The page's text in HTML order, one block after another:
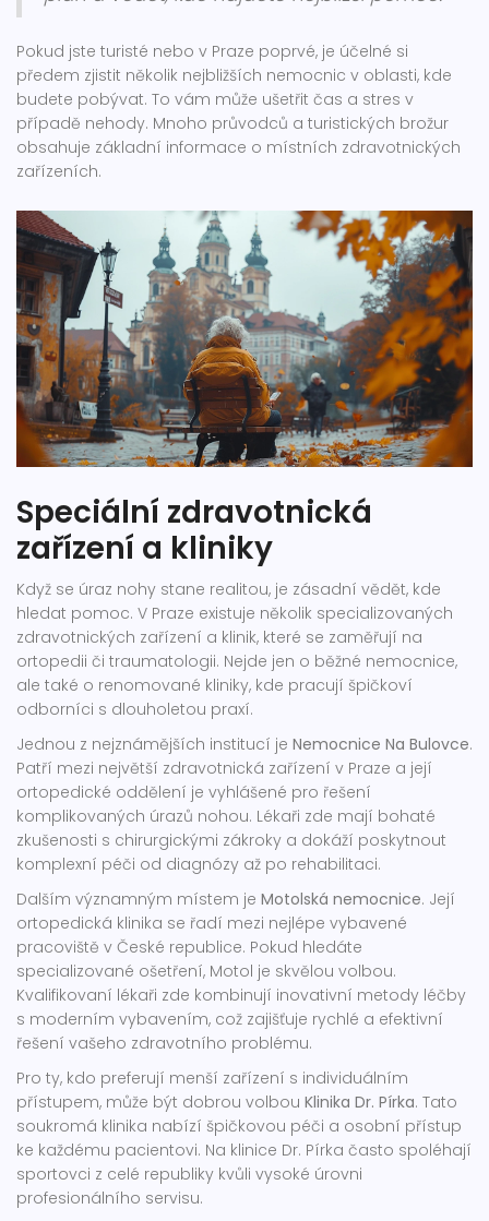
Pokud jste turisté nebo v Praze poprvé, je účelné si
předem zjistit několik nejbližších nemocnic v oblasti, kde
budete pobývat. To vám může ušetřit čas a stres v
případě nehody. Mnoho průvodců a turistických brožur
obsahuje základní informace o místních zdravotnických
zařízeních.
Speciální zdravotnická
zařízení a kliniky
Když se úraz nohy stane realitou, je zásadní vědět, kde
hledat pomoc. V Praze existuje několik specializovaných
zdravotnických zařízení a klinik, které se zaměřují na
ortopedii či traumatologii. Nejde jen o běžné nemocnice,
ale také o renomované kliniky, kde pracují špičkoví
odborníci s dlouholetou praxí.
Jednou z nejznámějších institucí je Nemocnice Na Bulovce.
Patří mezi největší zdravotnická zařízení v Praze a její
ortopedické oddělení je vyhlášené pro řešení
komplikovaných úrazů nohou. Lékaři zde mají bohaté
zkušenosti s chirurgickými zákroky a dokáží poskytnout
komplexní péči od diagnózy až po rehabilitaci.
Dalším významným místem je Motolská nemocnice. Její
ortopedická klinika se řadí mezi nejlépe vybavené
pracoviště v České republice. Pokud hledáte
specializované ošetření, Motol je skvělou volbou.
Kvalifikovaní lékaři zde kombinují inovativní metody léčby
s moderním vybavením, což zajišťuje rychlé a efektivní
řešení vašeho zdravotního problému.
Pro ty, kdo preferují menší zařízení s individuálním
přístupem, může být dobrou volbou Klinika Dr. Pírka. Tato
soukromá klinika nabízí špičkovou péči a osobní přístup
ke každému pacientovi. Na klinice Dr. Pírka často spoléhají
sportovci z celé republiky kvůli vysoké úrovni
profesionálního servisu.